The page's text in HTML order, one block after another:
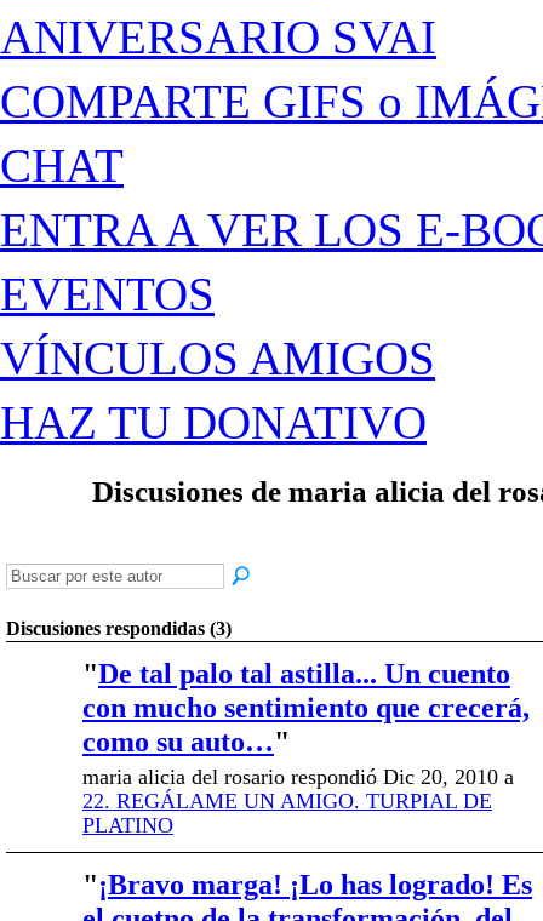
ANIVERSARIO SVAI
COMPARTE GIFS o
CHAT
ENTRA A VER LOS E-
EVENTOS
VÍNCULOS AMIGOS
HAZ TU DONATIVO
Discusiones de maria alicia del
Discusiones respondidas (3)
"De tal palo tal astilla... Un cuento
con mucho sentimiento que crecerá,
como su auto…"
maria alicia del rosario respondió Dic 20, 2010 a
22. REGÁLAME UN AMIGO. TURPIAL DE
PLATINO
"¡Bravo marga! ¡Lo has logrado! Es